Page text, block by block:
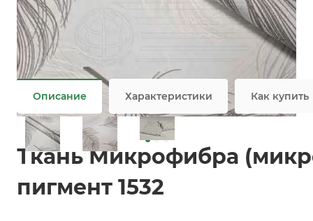
Ткань микрофайбер оптом / мелким оптом
Не является публичной офертой
Описание Характеристики Как купить
Ткань Микрофибра
пигмент 1532